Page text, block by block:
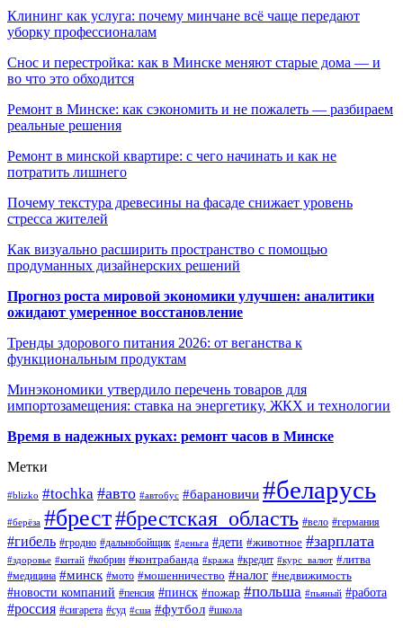
Клининг как услуга: почему минчане всё чаще передают
уборку профессионалам
Снос и перестройка: как в Минске меняют старые дома — и
во что это обходится
Ремонт в Минске: как сэкономить и не пожалеть — разбираем
реальные решения
Ремонт в минской квартире: с чего начинать и как не
потратить лишнего
Почему текстура древесины на фасаде снижает уровень
стресса жителей
Как визуально расширить пространство с помощью
продуманных дизайнерских решений
Прогноз роста мировой экономики улучшен: аналитики
ожидают умеренное восстановление
Тренды здорового питания 2026: от веганства к
функциональным продуктам
Минэкономики утвердило перечень товаров для
импортозамещения: ставка на энергетику, ЖКХ и технологии
Время в надежных руках: ремонт часов в Минске
Метки
#blizko #tochka #авто #автобус #барановичи #беларусь
#берёза #брест#брестская_область #вело #германия
#гибель #гродно #дальнобойщик #деньга #дети #животное #зарплата
#здоровье #китай #кобрин #контрабанда #кража #кредит #курс_валют #литва
#медицина #минск #мото #мошенничество #налог #недвижимость
#новости компаний #пенсия #пинск #пожар #польша #пьяный #работа
#россия #сигарета #суд #сша #футбол #школа